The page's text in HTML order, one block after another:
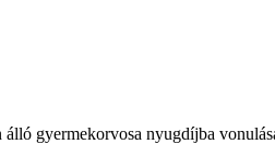
gyermekorvosa nyugdíjba